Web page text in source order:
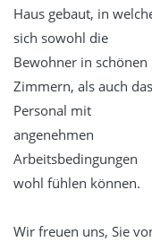
Haus gebaut, in
sich sowohl die
Bewohner in schönen
Zimmern, als auch das
Personal mit
angenehmen
Arbeitsbedingungen
wohl fühlen können.
Wir freuen uns, Sie